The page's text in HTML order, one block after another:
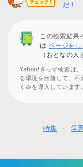
だ！
この検索結果
はページをし
（おとなの人
Yahoo!きっず検索は
る環境を目指して、不
くみを導入しています。
タ
特集 学